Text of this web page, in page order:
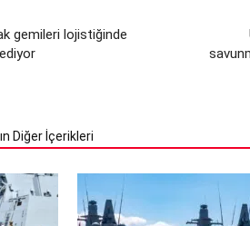
gemileri lojistiğinde
Diğer İçerikleri